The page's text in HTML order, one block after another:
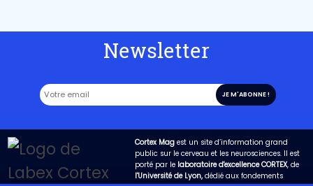
Newsletter
Cortex Magest un site d’information grand
public sur le cerveau et les neurosciences. Il est
porté par le laboratoire d'excellence CORTEX, de
l'Université de Lyon,dédié aux fondements